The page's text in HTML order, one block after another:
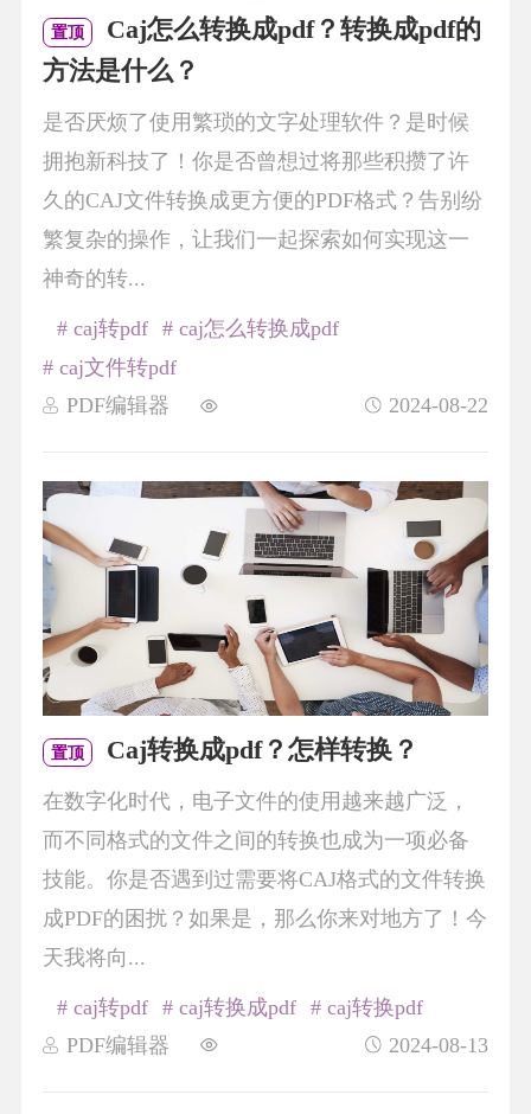
置顶
Caj怎么转换成pdf？转换成pdf的
方法是什么？
是否厌烦了使用繁琐的文字处理软件？是时候
拥抱新科技了！你是否曾想过将那些积攒了许
久的CAJ文件转换成更方便的PDF格式？告别纷
繁复杂的操作，让我们一起探索如何实现这一
神奇的转...
PDF编辑器 2024-08-22
# caj转pdf
# caj怎么转换成pdf
# caj文件转pdf
置顶 Caj转换成pdf？怎样转换？
在数字化时代，电子文件的使用越来越广泛，
而不同格式的文件之间的转换也成为一项必备
技能。你是否遇到过需要将CAJ格式的文件转换
成PDF的困扰？如果是，那么你来对地方了！今
天我将向...
PDF编辑器 2024-08-13
# caj转pdf # caj转换成pdf # caj转换pdf